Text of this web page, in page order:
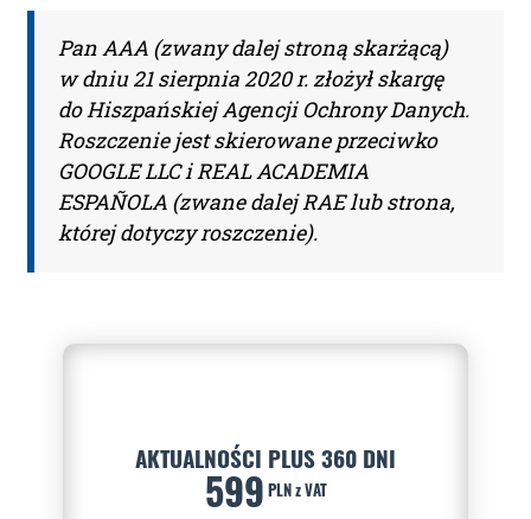
Pan AAA (zwany dalej stroną skarżącą)
w dniu 21 sierpnia 2020 r. złożył skargę
do Hiszpańskiej Agencji Ochrony Danych.
Roszczenie jest skierowane przeciwko
GOOGLE LLC i REAL ACADEMIA
ESPAÑOLA (zwane dalej RAE lub strona,
której dotyczy roszczenie).
AKTUALNOŚCI PLUS 360 DNI
599 PLN z VAT